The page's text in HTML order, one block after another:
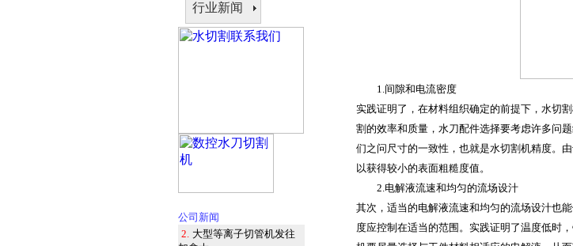
行业新闻
公司新闻
水刀
2. 大型等离子切管机发往
1.间隙和电流密度
实践证明了，在材料组织确定的前提下，水切
割的效率和质量，水刀配件选择要考虑许多问
们之问尺寸的一致性，也就是水切割机精度。
以获得较小的表面粗糙度值。
2.电解液流速和均匀的流场设汁
其次，适当的电解液流速和均匀的流场设汁也
度应控制在适当的范围。实践证明了温度低时